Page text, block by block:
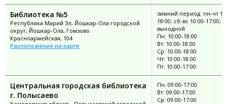
Библиотека №5
Республика Марий Эл, Йошкар-Ола городской
округ, Йошкар-Ола, Гомзово
Красноармейская, 104
Расположение на карте
зимний период: пн-чт
18:00; сб-вс 10:00-17:00;
выходной
Пн: 10:00-18:00
Вт: 10:00-18:00
Ср: 10:00-18:00
Чт: 10:00-18:00
Пт: 10:00-17:00
Центральная городская библиотека
г. Полысаево
Пн: 09:00-17:00
Вт: 09:00-17:00
Ср: 09:00-17:00